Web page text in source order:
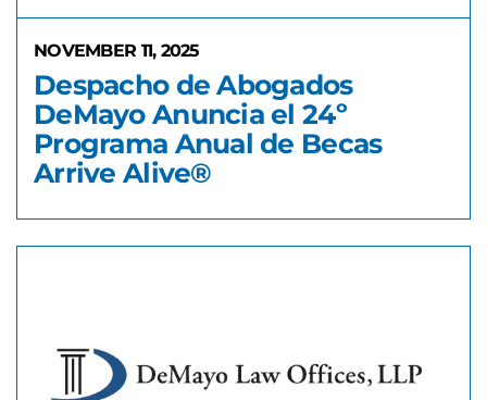
NOVEMBER 11, 2025
Despacho de Abogados
DeMayo Anuncia el 24º
Programa Anual de Becas
Arrive Alive®